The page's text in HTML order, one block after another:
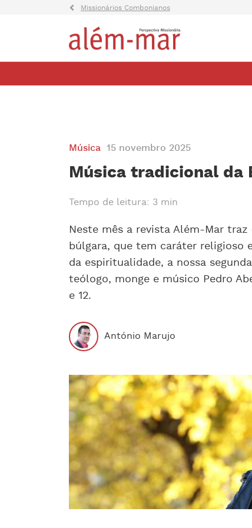
Missionários Combonianos
Música 15 novembro 2025
Música tradicional da
Tempo de leitura: 3 min
Neste mês a revista Além-Mar
búlgara, que tem caráter religioso
da espiritualidade, a nossa
teólogo, monge e músico Pedro
e 12.
António Marujo